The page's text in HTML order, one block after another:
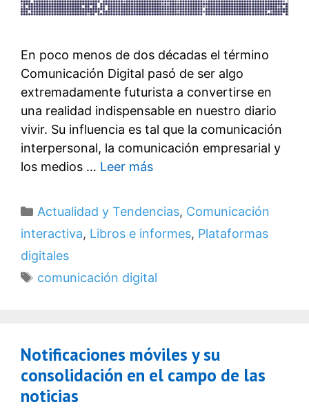
En poco menos de dos décadas el término
Comunicación Digital pasó de ser algo
extremadamente futurista a convertirse en
una realidad indispensable en nuestro diario
vivir. Su influencia es tal que la comunicación
interpersonal, la comunicación empresarial y
los medios … Leer más
Categorías
Actualidad y Tendencias, Comunicación
interactiva, Libros e informes, Plataformas
digitales
Etiquetas
comunicación digital
Notificaciones móviles y su
consolidación en el campo de las
noticias